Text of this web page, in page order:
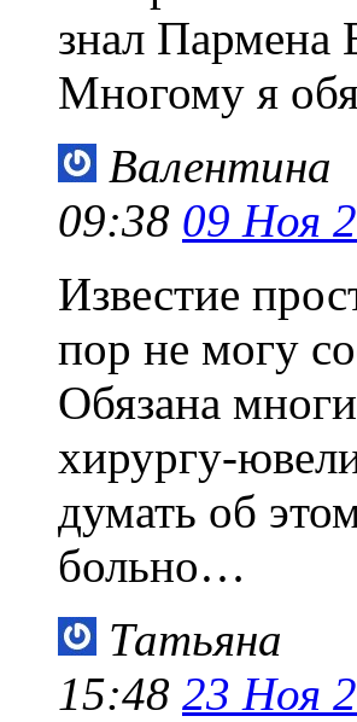
знал Пармена
Многому я
Валентина
09:38 09 Ноя
Известие
пор не могу
Обязана
хирургу-
думать об
больно…
Татьяна
15:48 23 Ноя